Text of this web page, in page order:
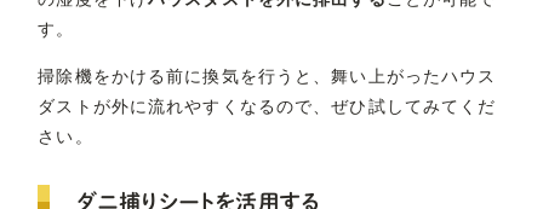
す。
掃除機をかける前に換気を行うと、舞い上がったハウス
ダストが外に流れやすくなるので、ぜひ試してみてくだ
さい。
ダニ捕りシートを活用する